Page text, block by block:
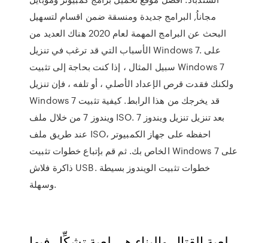
مجاناُ, البرامج جديدة ومنسقة ضمن اقسام لتسهيل
البحث عن البرامج المهمة لعام 2020 هناك العديد من
الأسباب التي قد ترغب في تنزيل Windows 7. على
سبيل المثال ، إذا كنت بحاجة إلى تثبيت Windows 7
ولكنك فقدت قرص الإعداد الأصلي ، أو تلفه ، فإن تنزيل
Windows 7 قد يخرجك من هذا الرابط. كيفية تثبيت
ويندوز 7 من خلال ملف ISO. بعد تنزيل تنزيل ويندوز 7
عند طريق ملف ISO، احفظه على جهاز الكمبيوتر
الخاص بك. ثم قم بإتباع خطوات تثبيت Windows 7 على
ذاكرة فلاش USB. خطوات تثبيت الويندوز بسيطة
وسهلة.